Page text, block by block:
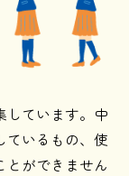
しています。中
ているもの、使
とができません